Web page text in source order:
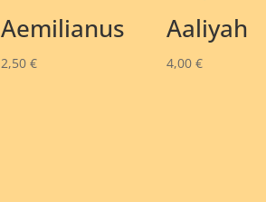
Aemilianus
2,50 €
Aaliyah
4,00 €